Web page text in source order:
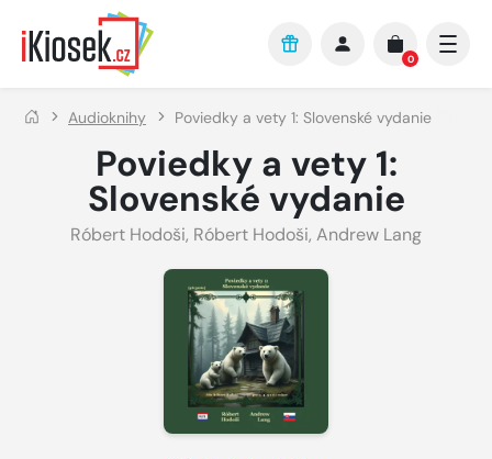
Přejít na hlavní obsah
0
Audioknihy Poviedky a vety 1: Slovenské vydanie
Poviedky a vety 1:
Slovenské vydanie
Róbert Hodoši, Róbert Hodoši, Andrew Lang